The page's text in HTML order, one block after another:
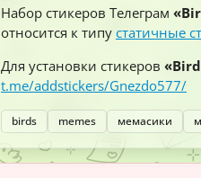
Набор стикеров Телеграм
относится к типу статичные
Для установки стикеров
t.me/addstickers/Gnezdo577/
birds memes мемасики